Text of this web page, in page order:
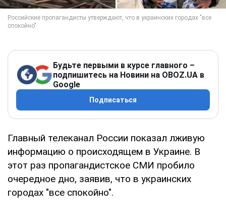
Будьте первыми в курсе главного –
подпишитесь на Новини на OBOZ.UA в
Google
Подписаться
Главный телеканал России показал лживую
информацию о происходящем в Украине. В
этот раз пропагандистское СМИ пробило
очередное дно, заявив, что в украинских
городах "все спокойно".